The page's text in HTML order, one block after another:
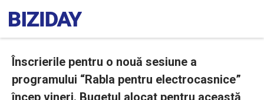
Înscrierile pentru o nouă sesiune a
programului “Rabla pentru electrocasnice”
încep vineri. Bugetul alocat pentru această